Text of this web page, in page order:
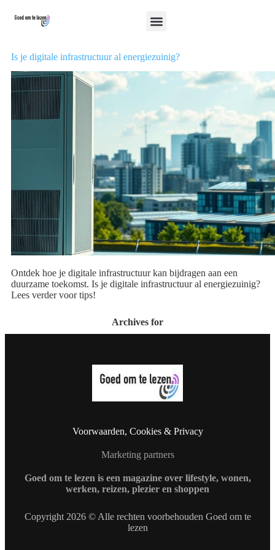
Is je digitale infrastructuur al energiezuinig?
Ontdek hoe je digitale infrastructuur kan bijdragen aan een
duurzame toekomst. Is je digitale infrastructuur al energiezuinig?
Lees verder voor tips!
Archives for
Voorwaarden, Cookies & Privacy
Marketing partners
Goed om te lezen is een magazine over lifestyle, wonen,
werken, reizen, plezier en shoppen
Copyright 2026 © Alle rechten voorbehouden Goed om te
lezen